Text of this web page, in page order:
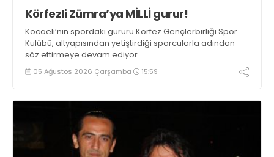
Körfezli Zümra’ya MİLLİ gurur!
Kocaeli’nin spordaki gururu Körfez Gençlerbirliği Spor
Kulübü, altyapısından yetiştirdiği sporcularla adından
söz ettirmeye devam ediyor.
05 Ağustos 2026 Çarşamba 15:59